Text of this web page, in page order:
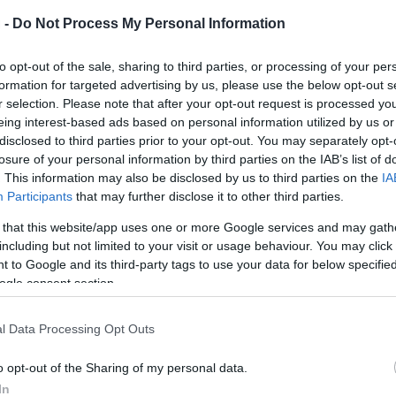
- Do Not Process My Personal Information
opt-out of the sale, sharing to third parties, or processing of your
for targeted advertising by us, please use the below opt-out
selection. Please note that after your opt-out request is processed
interest-based ads based on personal information utilized by us
to third parties prior to your opt-out. You may separately
of your personal information by third parties on the IAB’s list of
This information may also be disclosed by us to third parties on the
Participants that may further disclose it to other third parties.
that this website/app uses one or more Google services and may
but not limited to your visit or usage behaviour. You may
to Google and its third-party tags to use your data for below
consent section.
Data Processing Opt Outs
opt-out of the Sharing of my personal data.
és a tv-film töretlen sikerét nemcsak a nagyszerű
ne látnánk ismétlését a televízióban, mégis megunhatatlan.
immár producerként színpadra álmodta és meg is valósította
Szikora Jánost kérte fel. A szereplőválogatás hosszú
maradtak bent? Többen a Bánfalvy-stúdióból kerültek ki,
a Városmajori Szabadtéri Színpadon. A régi szereplők közül a
az egy gyenge műkedvelő társulat szintjén mozog, egy
történet, ezer mini jelenetre felszabdalt csontváz, mellé egy
fehér és fekete, időnként elakadó paravánokkal, amiket
nincsenek mindig összeköttetésben, így látszanak a
be, máskor viszont üvöltenek, mert hogy üvöltenek beléjük a